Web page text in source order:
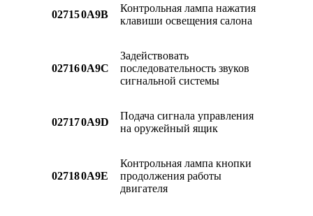
027150A9B
Контрольная лампа нажатия
клавиши освещения салона
027160A9C
Задействовать
последовательность звуков
сигнальной системы
027170A9D
Подача сигнала управления
на оружейный ящик
027180A9E
Контрольная лампа кнопки
продолжения работы
двигателя